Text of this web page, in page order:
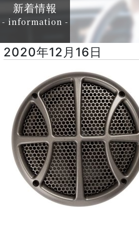
新着情報
- information -
2020年12月16日